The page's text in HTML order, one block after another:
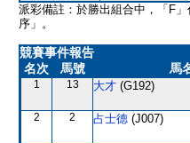
派彩備註：於勝出組合中，「F
序」。
競賽事件報告
名次
馬號 馬
1 13 大才 (G192)
2 2 占士德 (J007)